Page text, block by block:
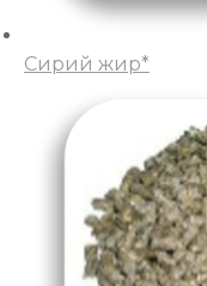
Сирий жир*